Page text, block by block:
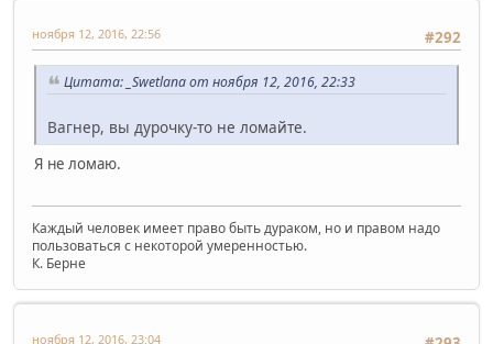
#292
ноября 12, 2016, 22:56
Цитата: _Swetlana от ноября 12, 2016, 22:33
Вагнер, вы дурочку-то не ломайте.
Я не ломаю.
Каждый человек имеет право быть дураком, но и правом надо
пользоваться с некоторой умеренностью.
К. Берне
ноября 12, 2016, 23:04